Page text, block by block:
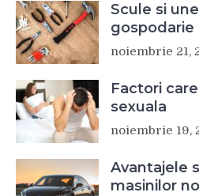
Scule si
gospodarie
noiembrie 21,
Factori
sexuala
noiembrie 19,
Avantajele
masinilor